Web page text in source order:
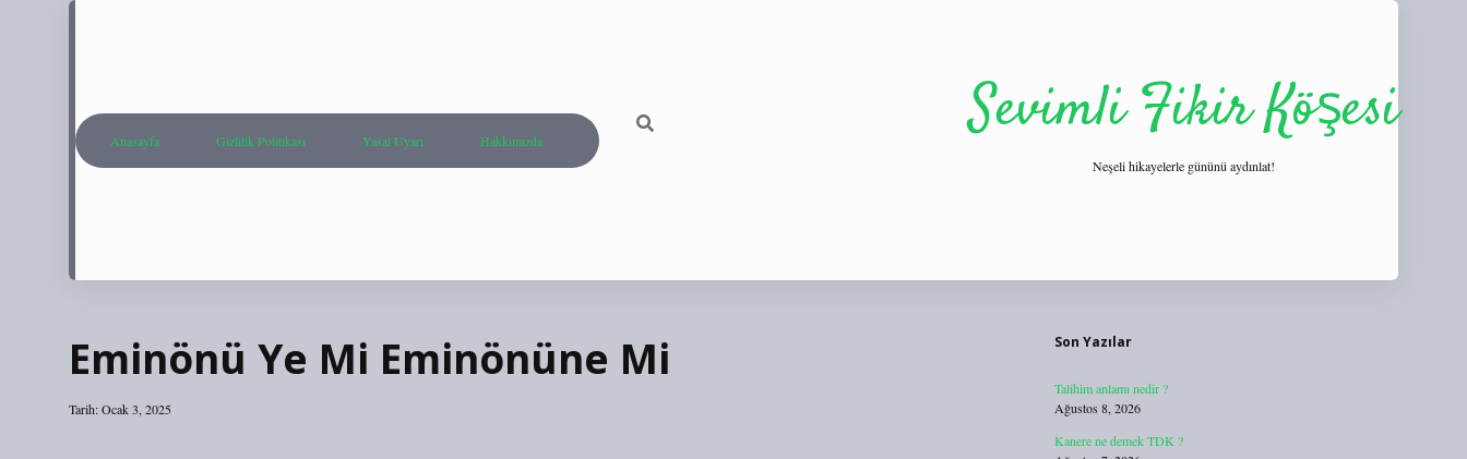
Anasayfa Gizlilik Politikası Yasal Uyarı Hakkımızda Sevimli Fikir Köşesi
Neşeli hikayelerle gününü aydınlat!
Eminönü Ye Mi Eminönüne Mi
Tarih: Ocak 3, 2025
Son Yazılar
Talihim anlamı nedir ?
Ağustos 8, 2026
Kanere ne demek TDK ?